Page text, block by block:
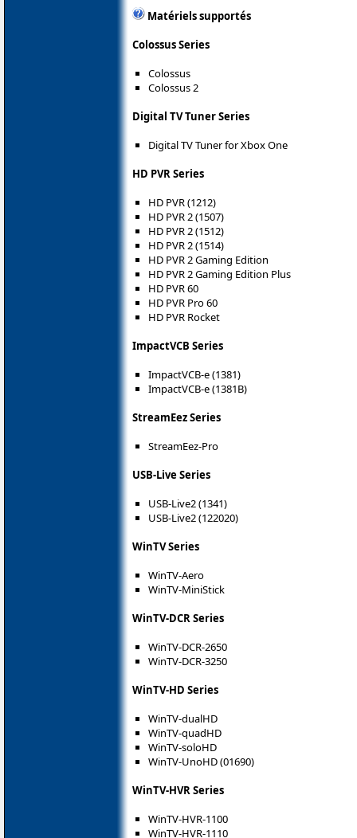
Matériels supportés
Colossus Series
Colossus
Colossus 2
Digital TV Tuner Series
Digital TV Tuner for Xbox One
HD PVR Series
HD PVR (1212)
HD PVR 2 (1507)
HD PVR 2 (1512)
HD PVR 2 (1514)
HD PVR 2 Gaming Edition
HD PVR 2 Gaming Edition Plus
HD PVR 60
HD PVR Pro 60
HD PVR Rocket
ImpactVCB Series
ImpactVCB-e (1381)
ImpactVCB-e (1381B)
StreamEez Series
StreamEez-Pro
USB-Live Series
USB-Live2 (1341)
USB-Live2 (122020)
WinTV Series
WinTV-Aero
WinTV-MiniStick
WinTV-DCR Series
WinTV-DCR-2650
WinTV-DCR-3250
WinTV-HD Series
WinTV-dualHD
WinTV-quadHD
WinTV-soloHD
WinTV-UnoHD (01690)
WinTV-HVR Series
WinTV-HVR-1100
WinTV-HVR-1110